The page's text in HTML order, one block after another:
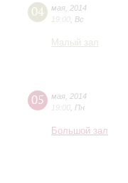
04 мая 2014
19:00 Вс
Малый зал
05 мая 2014
19:00 Пн
Большой зал